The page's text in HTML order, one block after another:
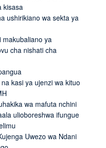
kisasa
ushirikiano wa sekta ya
makubaliano ya
cha nishati cha
kasi ya ujenzi wa kituo
wa mafuta nchini
ulioboreshwa ifungue
Uwezo wa Ndani